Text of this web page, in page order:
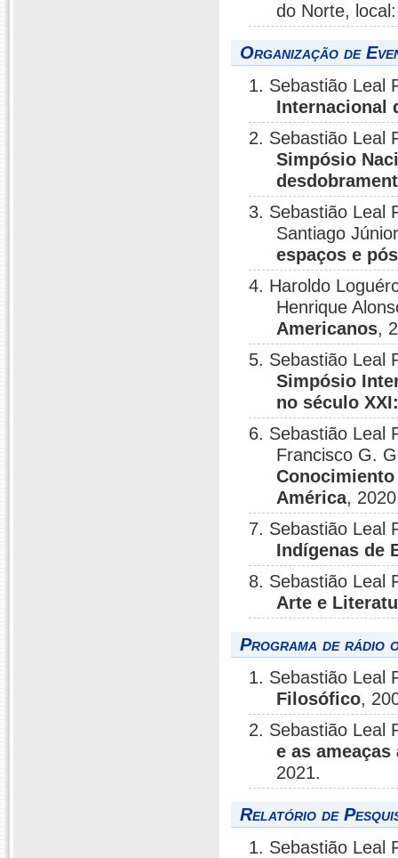
do Norte,
Organização de
1. Sebastião Leal
Internacional
2. Sebastião Leal
Simpósio
3. Sebastião Leal
Santiago
espaços e
4. Haroldo
Henrique
Americanos,
5. Sebastião Leal
Simpósio
no século
6. Sebastião Leal
Francisco G.
América,
7. Sebastião Leal
Indígenas de
8. Sebastião Leal
Arte e
Programa de rádio
1. Sebastião Leal
Filosófico,
2. Sebastião Leal
e as
2021.
Relatório de
1. Sebastião Leal